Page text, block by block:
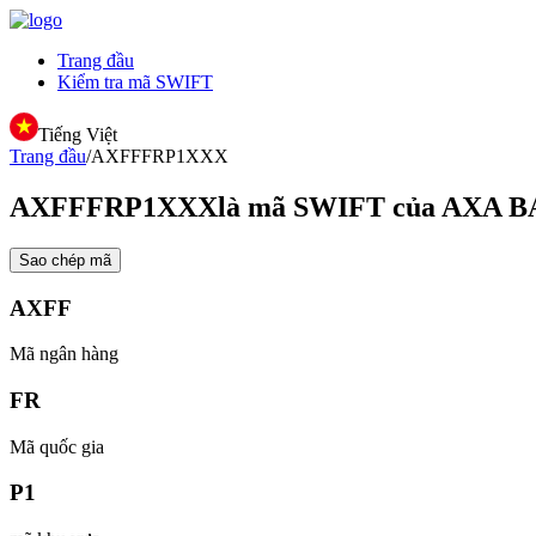
Trang đầu
Kiểm tra mã SWIFT
Tiếng Việt
Trang đầu/AXFFFRP1XXX
AXFFFRP1XXXlà mã SWIFT của AXA
Sao chép mã
AXFF
Mã ngân hàng
FR
Mã quốc gia
P1